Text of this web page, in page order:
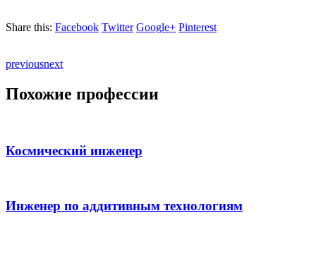
Share this: Facebook Twitter Google+ Pinterest
previousnext
Похожие профессии
Космический инженер
Инженер по аддитивным технологиям